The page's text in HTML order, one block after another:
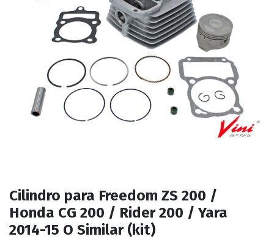
Cilindro para Freedom ZS 200 /
Honda CG 200 / Rider 200 / Yara
2014-15 O Similar (kit)